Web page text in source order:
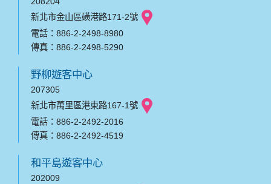
新北市金山區磺港路171-2號
電話：886-2-2498-8980
傳真：886-2-2498-5290
野柳遊客中心
207305
新北市萬里區港東路167-1號
電話：886-2-2492-2016
傳真：886-2-2492-4519
和平島遊客中心
202009